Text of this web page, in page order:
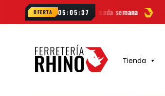
OFERTA 05:05:36
novedades cada semana ¿Dudas?
Tienda